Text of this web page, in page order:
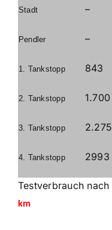
Stadt –
Pendler –
1. Tankstopp 843
2. Tankstopp 1.700
3. Tankstopp 2.275
4. Tankstopp 2993
Testverbrauch nach
km